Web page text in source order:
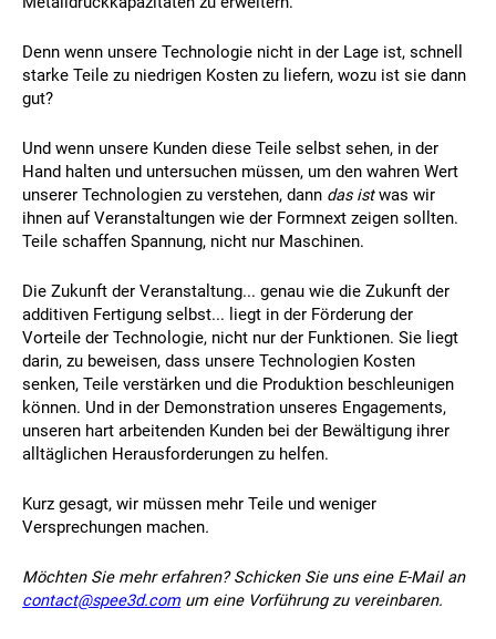
Denn wenn unsere Technologie nicht in der Lage ist, schnell
starke Teile zu niedrigen Kosten zu liefern, wozu ist sie dann
gut?
Und wenn unsere Kunden diese Teile selbst sehen, in der
Hand halten und untersuchen müssen, um den wahren Wert
unserer Technologien zu verstehen, dann das istwas wir
ihnen auf Veranstaltungen wie der Formnext zeigen sollten.
Teile schaffen Spannung, nicht nur Maschinen.
Die Zukunft der Veranstaltung... genau wie die Zukunft der
additiven Fertigung selbst... liegt in der Förderung der
Vorteile der Technologie, nicht nur der Funktionen. Sie liegt
darin, zu beweisen, dass unsere Technologien Kosten
senken, Teile verstärken und die Produktion beschleunigen
können. Und in der Demonstration unseres Engagements,
unseren hart arbeitenden Kunden bei der Bewältigung ihrer
alltäglichen Herausforderungen zu helfen.
Kurz gesagt, wir müssen mehr Teile und weniger
Versprechungen machen.
Möchten Sie mehr erfahren? Schicken Sie uns eine E-Mail an
contact@spee3d.com um eine Vorführung zu vereinbaren.